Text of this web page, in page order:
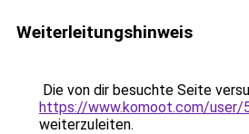
Weiterleitungshinweis
Die von dir besuchte Seite
https://www.komoot.com/user/
weiterzuleiten.